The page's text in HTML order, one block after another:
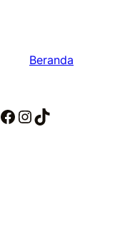
Beranda
Facebook
Instagram
TikTok